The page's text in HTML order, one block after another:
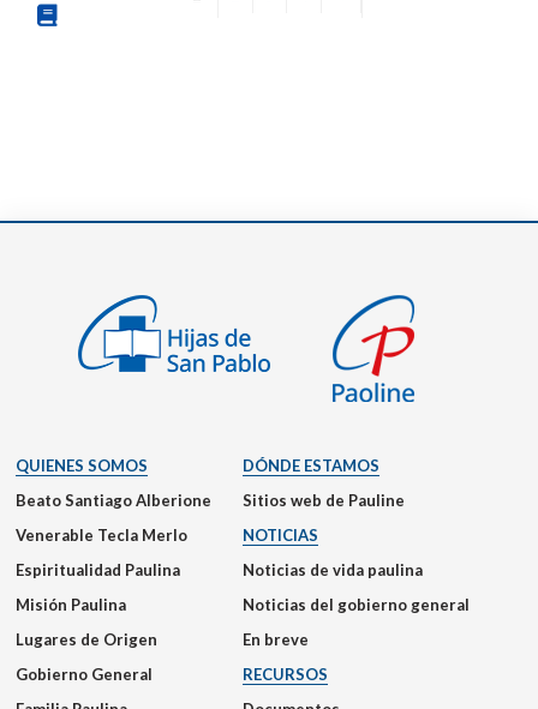
QUIENES SOMOS
Beato Santiago Alberione
Venerable Tecla Merlo
Espiritualidad Paulina
Misión Paulina
Lugares de Origen
Gobierno General
DÓNDE ESTAMOS
Sitios web de Pauline
NOTICIAS
Noticias de vida paulina
Noticias del gobierno general
En breve
RECURSOS